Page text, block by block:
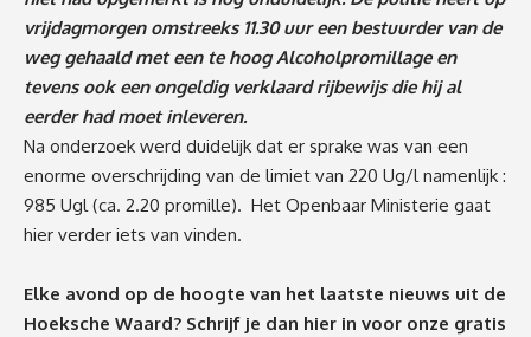
vrijdagmorgen omstreeks 11.30 uur een bestuurder van de
weg gehaald met een te hoog Alcoholpromillage en
tevens ook een ongeldig verklaard rijbewijs die hij al
eerder had moet inleveren.
Na onderzoek werd duidelijk dat er sprake was van een
enorme overschrijding van de limiet van 220 Ug/l namenlijk :
985 Ugl (ca. 2.20 promille). Het Openbaar Ministerie gaat
hier verder iets van vinden.
Elke avond op de hoogte van het laatste nieuws uit de
Hoeksche Waard? Schrijf je dan hier in voor onze gratis